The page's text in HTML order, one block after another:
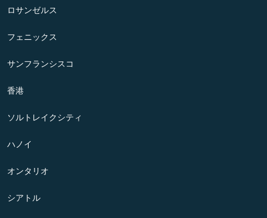
ロサンゼルス
フェニックス
サンフランシスコ
香港
ソルトレイクシティ
ハノイ
オンタリオ
シアトル